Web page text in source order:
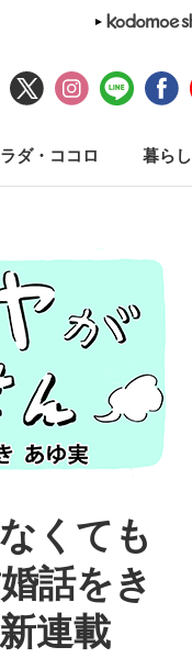
ダ・ココロ 暮らし
くても
話をき
連載